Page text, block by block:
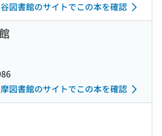
図書館のサイトでこの本を確認
図書館のサイトでこの本を確認